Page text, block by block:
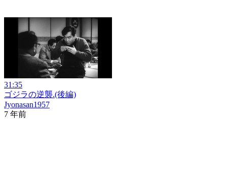
31:35
ゴジラの逆襲.(後編)
Jyonasan1957
7 年前